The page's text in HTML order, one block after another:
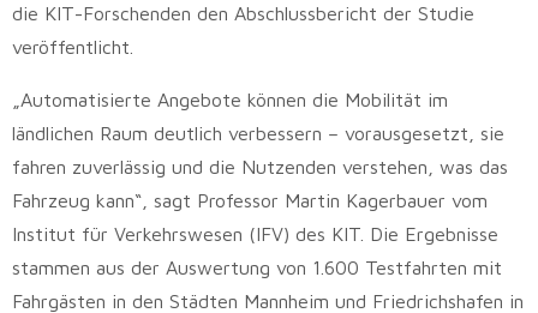
die KIT-Forschenden den Abschlussbericht der Studie
veröffentlicht.
„Automatisierte Angebote können die Mobilität im
ländlichen Raum deutlich verbessern – vorausgesetzt, sie
fahren zuverlässig und die Nutzenden verstehen, was das
Fahrzeug kann“, sagt Professor Martin Kagerbauer vom
Institut für Verkehrswesen (IFV) des KIT. Die Ergebnisse
stammen aus der Auswertung von 1.600 Testfahrten mit
Fahrgästen in den Städten Mannheim und Friedrichshafen in